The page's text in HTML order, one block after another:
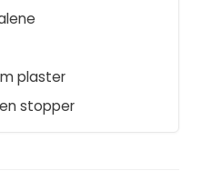
plaster
stopper